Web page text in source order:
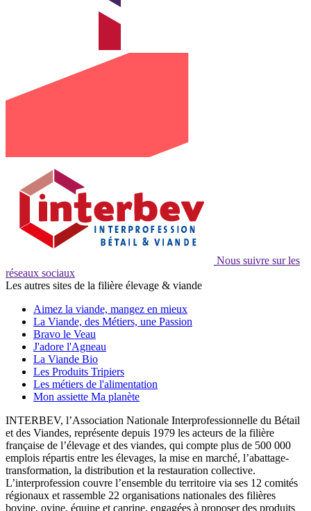
Nous suivre sur les
réseaux sociaux
Les autres sites de la filière élevage & viande
Aimez la viande, mangez en mieux
La Viande, des Métiers, une Passion
Bravo le Veau
J'adore l'Agneau
La Viande Bio
Les Produits Tripiers
Les métiers de l'alimentation
Mon assiette Ma planète
INTERBEV, l’Association Nationale Interprofessionnelle du Bétail
et des Viandes, représente depuis 1979 les acteurs de la filière
française de l’élevage et des viandes, qui compte plus de 500 000
emplois répartis entre les élevages, la mise en marché, l’abattage-
transformation, la distribution et la restauration collective.
L’interprofession couvre l’ensemble du territoire via ses 12 comités
régionaux et rassemble 22 organisations nationales des filières
bovine, ovine, équine et caprine, engagées à proposer des produits